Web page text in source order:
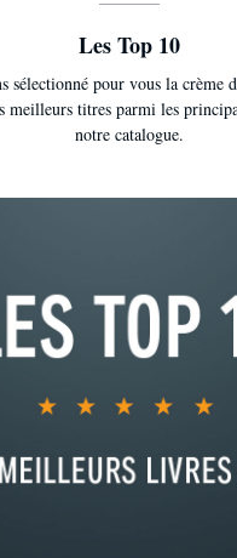
Les Top 10
sélectionné pour vous la crème
meilleurs titres parmi les
notre catalogue.